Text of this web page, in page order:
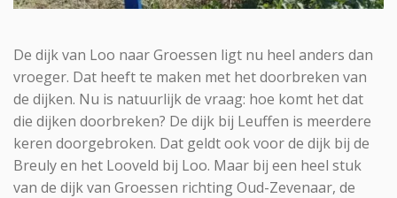
De dijk van Loo naar Groessen ligt nu heel anders dan
vroeger. Dat heeft te maken met het doorbreken van
de dijken. Nu is natuurlijk de vraag: hoe komt het dat
die dijken doorbreken? De dijk bij Leuffen is meerdere
keren doorgebroken. Dat geldt ook voor de dijk bij de
Breuly en het Looveld bij Loo. Maar bij een heel stuk
van de dijk van Groessen richting Oud-Zevenaar, de